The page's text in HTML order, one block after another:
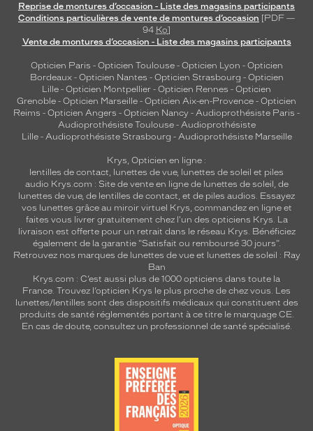
Reprise de montures d’occasion - Liste des magasins participants
Conditions particulières de vente de montures d’occasion [PDF —
94 Ko]
Vente de montures d’occasion - Liste des magasins participants
Opticien Paris - Opticien Toulouse- Opticien Lyon - Opticien
Bordeaux- Opticien Nantes - Opticien Strasbourg - Opticien
Lille - Opticien Montpellier - Opticien Rennes - Opticien
Grenoble - Opticien Marseille - Opticien Aix-en-Provence - Opticien
Reims - Opticien Angers - Opticien Nancy - Audioprothésiste Paris -
Audioprothésiste Toulouse- Audioprothésiste
Lille- Audioprothésiste Strasbourg - Audioprothésiste Marseille
Krys, Opticien en ligne :
lentilles de contact lunettes de vue, lunettes de soleil et piles
audio Krys.com : Site de vente en ligne de lunettes de soleil, de
lunettes de vue, de lentilles de contact , et de piles audios. Essayez
vos lunettes grâce au miroir virtuel Krys, commandez en ligne et
faites vous livrer gratuitement chez l'un des opticiens Krys. La
livraison est offerte pour un retrait dans le réseau Krys. Bénéficiez
également de la garantie "Satisfait ou remboursé 30 jours".
Retrouvez nos marques de lunettes de vue et lunettes de soleil : Ray
Ban
Krys.com : C’est aussi plus de 1000 opticiens dans toute la
France. Trouvez l’opticien Krys le plus proche de chez vous . Les
lunettes/lentilles sont des dispositifs médicaux qui constituent des
produits de santé réglementés portant à ce titre le marquage CE.
En cas de doute, consultez un professionnel de santé spécialisé.